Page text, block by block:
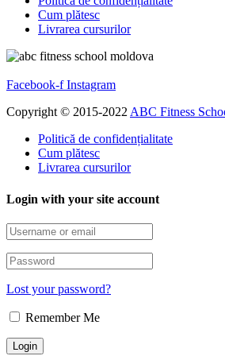
Cum plătesc
Livrarea cursurilor
Facebook-f Instagram
Copyright © 2015-2022 ABC Fitness
Politică de confidențialitate
Cum plătesc
Livrarea cursurilor
Login with your site account
Lost your password?
Remember Me